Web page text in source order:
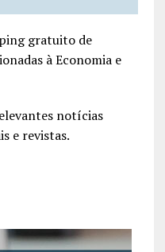
gratuito de
à Economia e
notícias
e revistas.